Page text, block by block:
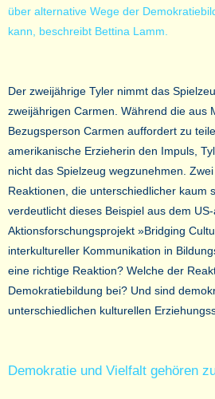
über alternative Wege der
kann, beschreibt Bettina Lamm.
Der zweijährige Tyler nimmt das
zweijährigen Carmen. Während die aus
Bezugsperson Carmen auffordert zu
amerikanische Erzieherin den Impuls,
nicht das Spielzeug wegzunehmen.
Reaktionen, die unterschiedlicher kaum
verdeutlicht dieses Beispiel aus dem
Aktionsforschungsprojekt »Bridging
interkultureller Kommunikation in
eine richtige Reaktion? Welche der
Demokratiebildung bei? Und sind
unterschiedlichen kulturellen
Demokratie und Vielfalt gehören